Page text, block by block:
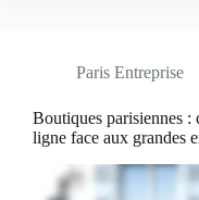
Paris Entreprise
Boutiques parisiennes :
ligne face aux grandes